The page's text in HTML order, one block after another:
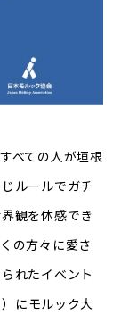
べての人が垣根
ルールでガチ
観を体感でき
の方々に愛さ
れたイベント
にモルック大